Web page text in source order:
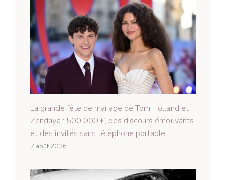
La grande fête de mariage de Tom Holland et
Zendaya : 500 000 £, des discours émouvants
et des invités sans téléphone portable
7 août 2026